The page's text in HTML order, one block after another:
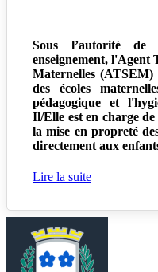
Sous l’autorité de
enseignement, l'Agent
Maternelles (ATSEM)
des écoles
pédagogique et
Il/Elle est en charge
la mise en propreté
directement aux
Lire la suite